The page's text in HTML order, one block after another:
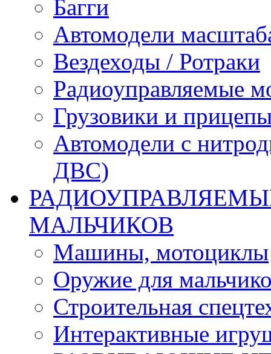
Багги
Автомодели
Вездеходы / Ротраки
Радиоуправляемые
Грузовики и
Автомодели с
ДВС)
МАЛЬЧИКОВ
Машины, мотоциклы
Оружие для
Строительная
Интерактивные